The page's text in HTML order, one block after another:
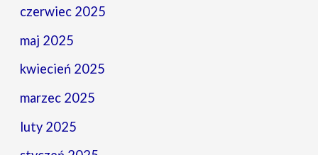
czerwiec 2025
maj 2025
kwiecień 2025
marzec 2025
luty 2025